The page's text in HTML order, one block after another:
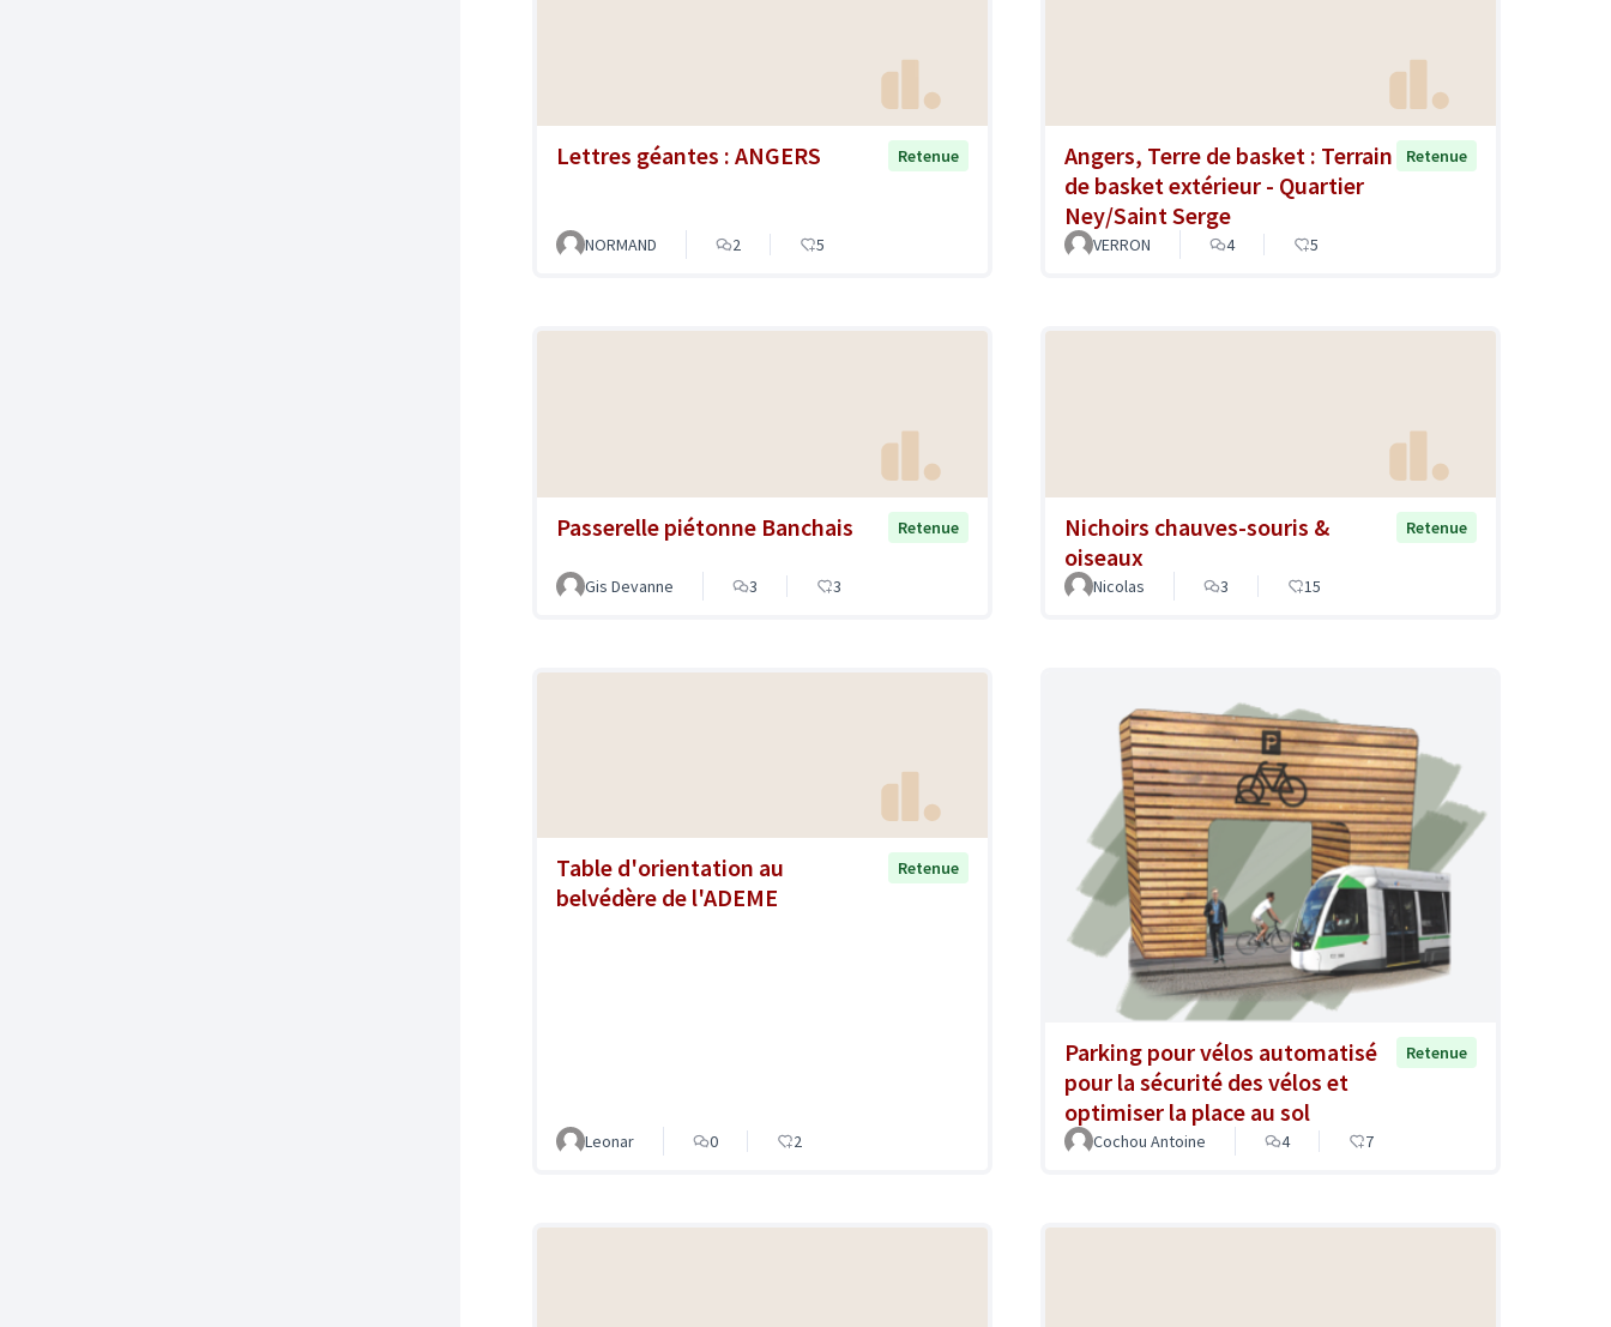
Lettres géantes : ANGERS Retenue
NORMAND 2 5
Angers, Terre de basket : Terrain
de basket extérieur - Quartier
Ney/Saint Serge
Retenue
VERRON 4 5
Passerelle piétonne Banchais Retenue
Gis Devanne 3 3
Nichoirs chauves-souris &
oiseaux
Retenue
Nicolas 3 15
Table d'orientation au
belvédère de l'ADEME
Retenue
Leonar 0 2
Parking pour vélos automatisé
pour la sécurité des vélos et
optimiser la place au sol
Retenue
Cochou Antoine 4 7